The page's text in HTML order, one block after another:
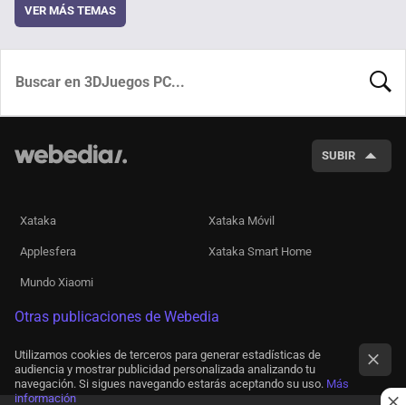
VER MÁS TEMAS
SUBIR
Xataka Xataka Móvil
Applesfera Xataka Smart Home
Mundo Xiaomi
Otras publicaciones de Webedia
Utilizamos cookies de terceros para generar estadísticas de
audiencia y mostrar publicidad personalizada analizando tu
navegación. Si sigues navegando estarás aceptando su uso. Más
información